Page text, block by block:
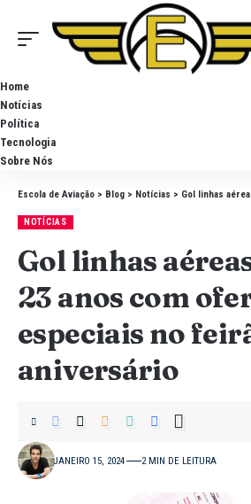
Home
Notícias
Política
Tecnologia
Sobre Nós
Escola de Aviação > Blog > Notícias > Gol linhas aéreas celebra
NOTÍCIAS
Gol linhas
23 anos com
especiais no
aniversário
JANEIRO 15, 2024 2 MIN DE LEITURA